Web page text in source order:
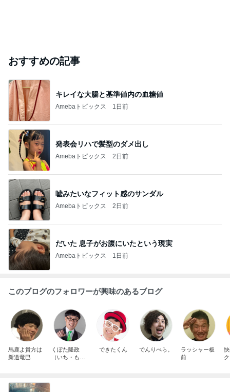
おすすめの記事
キレイな大腸と基準値内の血糖値
Amebaトピックス 1日前
発表会リハで髪型のダメ出し
Amebaトピックス 2日前
嘘みたいなフィット感のサンダル
Amebaトピックス 2日前
だいた 息子がお腹にいたという現実
Amebaトピックス 1日前
このブログのフォロワーが興味のあるブログ
馬鹿よ貴方は
新道竜巳
くぼた隆政
（いち・も
できたくん でんりべら。
ラッシャー板
前